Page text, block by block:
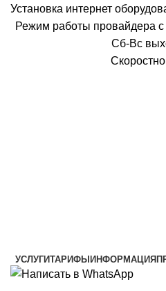
Установка интернет
Режим работы провайдера
Сб-Вс
УСЛУГИТАРИФЫИНФОРМАЦИЯ